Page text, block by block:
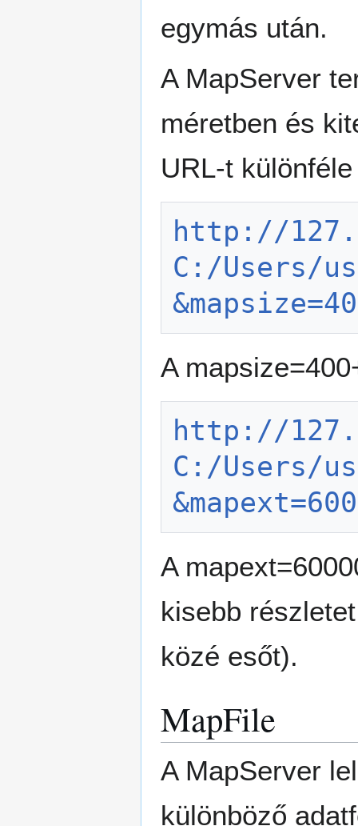
egymás után.
A MapServer
méretben és
URL-t
http://
C:/Users/
A
http://
C:/Users/
A
kisebb
közé esőt).
MapFile
A MapServer
különböző